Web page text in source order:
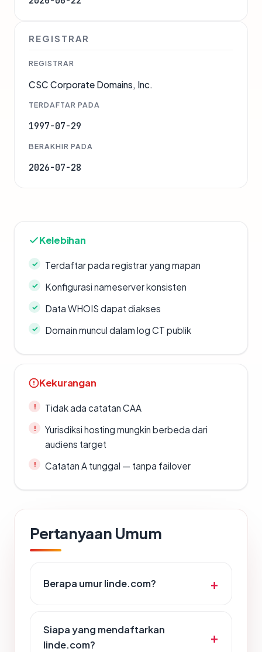
REGISTRAR
REGISTRAR
CSC Corporate Domains, Inc.
TERDAFTAR PADA
1997-07-29
BERAKHIR PADA
2026-07-28
Kelebihan
Terdaftar pada registrar yang mapan
Konfigurasi nameserver konsisten
Data WHOIS dapat diakses
Domain muncul dalam log CT publik
Kekurangan
Tidak ada catatan CAA
Yurisdiksi hosting mungkin berbeda dari
audiens target
Catatan A tunggal — tanpa failover
Pertanyaan Umum
Berapa umur linde.com?
Siapa yang mendaftarkan
linde.com?